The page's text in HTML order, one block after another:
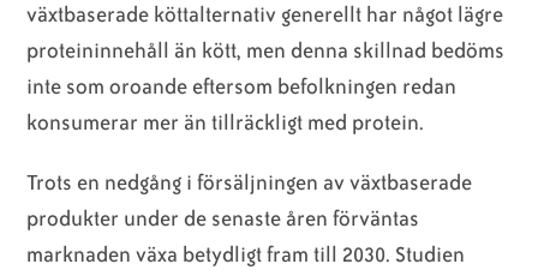
växtbaserade köttalternativ generellt har något lägre
proteininnehåll än kött, men denna skillnad bedöms
inte som oroande eftersom befolkningen redan
konsumerar mer än tillräckligt med protein.
Trots en nedgång i försäljningen av växtbaserade
produkter under de senaste åren förväntas
marknaden växa betydligt fram till 2030. Studien